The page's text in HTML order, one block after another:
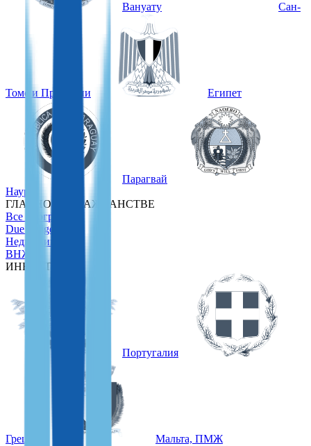
Вануату Сан-
Томе и Принсипи Египет
Парагвай
Науру
ГЛАВНОЕ О ГРАЖДАНСТВЕ
Все программы
Due Diligence
Недвижимость
ВНЖ
ИНВЕСТОРАМ
Португалия
Греция Мальта, ПМЖ